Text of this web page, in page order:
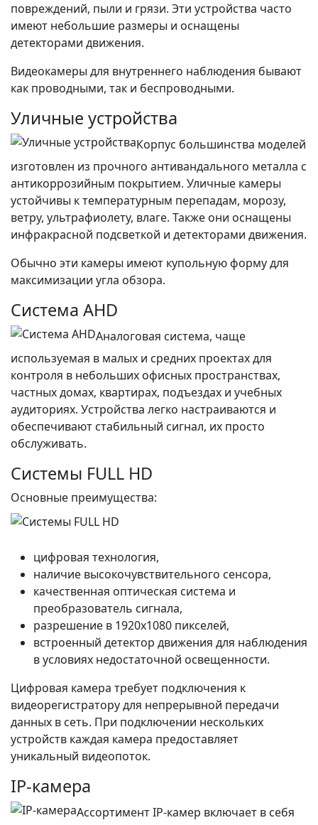
повреждений, пыли и грязи. Эти устройства часто
имеют небольшие размеры и оснащены
детекторами движения.
Видеокамеры для внутреннего наблюдения бывают
как проводными, так и беспроводными.
Уличные устройства
Корпус большинства моделей
изготовлен из прочного антивандального металла с
антикоррозийным покрытием. Уличные камеры
устойчивы к температурным перепадам, морозу,
ветру, ультрафиолету, влаге. Также они оснащены
инфракрасной подсветкой и детекторами движения.
Обычно эти камеры имеют купольную форму для
максимизации угла обзора.
Система AHD
Аналоговая система, чаще
используемая в малых и средних проектах для
контроля в небольших офисных пространствах,
частных домах, квартирах, подъездах и учебных
аудиториях. Устройства легко настраиваются и
обеспечивают стабильный сигнал, их просто
обслуживать.
Системы FULL HD
Основные преимущества:
цифровая технология,
наличие высокочувствительного сенсора,
качественная оптическая система и
преобразователь сигнала,
разрешение в 1920х1080 пикселей,
встроенный детектор движения для наблюдения
в условиях недостаточной освещенности.
Цифровая камера требует подключения к
видеорегистратору для непрерывной передачи
данных в сеть. При подключении нескольких
устройств каждая камера предоставляет
уникальный видеопоток.
IP-камера
Ассортимент IP-камер включает в себя